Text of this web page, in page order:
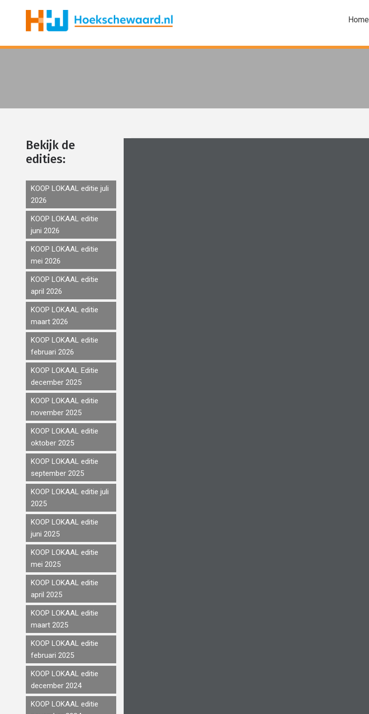
Home
Bekijk de
edities:
KOOP LOKAAL editie juli
2026
KOOP LOKAAL editie
juni 2026
KOOP LOKAAL editie
mei 2026
KOOP LOKAAL editie
april 2026
KOOP LOKAAL editie
maart 2026
KOOP LOKAAL editie
februari 2026
KOOP LOKAAL Editie
december 2025
KOOP LOKAAL editie
november 2025
KOOP LOKAAL editie
oktober 2025
KOOP LOKAAL editie
september 2025
KOOP LOKAAL editie juli
2025
KOOP LOKAAL editie
juni 2025
KOOP LOKAAL editie
mei 2025
KOOP LOKAAL editie
april 2025
KOOP LOKAAL editie
maart 2025
KOOP LOKAAL editie
februari 2025
KOOP LOKAAL editie
december 2024
KOOP LOKAAL editie